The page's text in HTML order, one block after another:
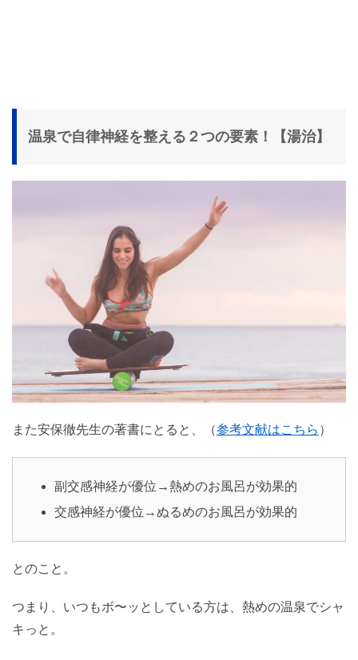
温泉で自律神経を整える２つの要素！【湯治】
また安保徹先生の著書にとると、（参考文献はこちら ）
副交感神経が優位→熱めのお風呂が効果的
交感神経が優位→ぬるめのお風呂が効果的
とのこと。
つまり、いつもボ〜ッとしている方は、熱めの温泉でシャ
キっと。